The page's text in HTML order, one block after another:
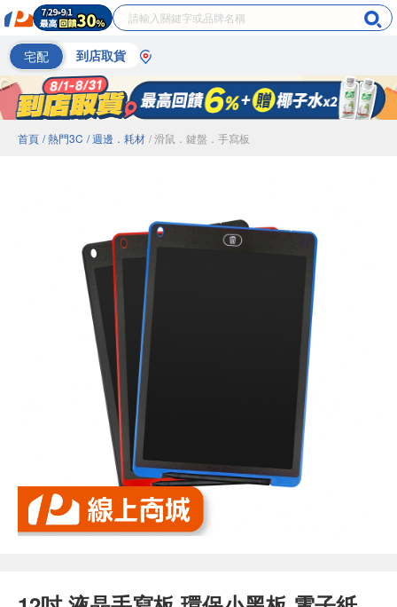
宅配 到店取貨
首頁 / 熱門3C / 週邊．耗材 / 滑鼠．鍵盤．手寫板